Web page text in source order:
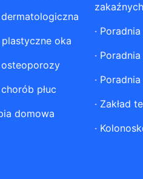
oka
osteoporozy
płuc
domowa
zakaźnych
·
·
·
· Zakład
·